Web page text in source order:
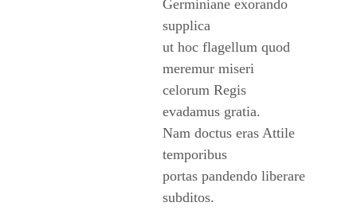
Germiniane exorando
supplica
ut hoc flagellum quod
meremur miseri
celorum Regis
evadamus gratia.
Nam doctus eras Attile
temporibus
portas pandendo liberare
subditos.